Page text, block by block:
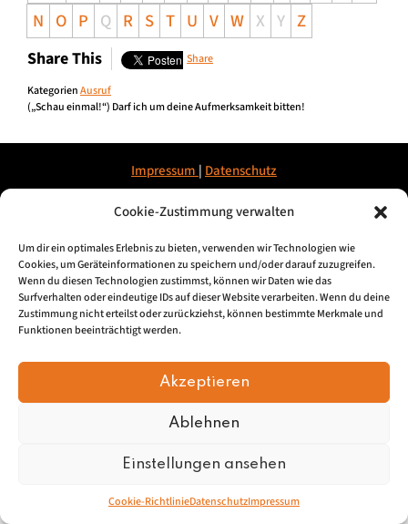
Cookie-Zustimmung verwalten
Um dir ein optimales Erlebnis zu bieten, verwenden wir Technologien wie
Cookies, um Geräteinformationen zu speichern und/oder darauf zuzugreifen.
Wenn du diesen Technologien zustimmst, können wir Daten wie das
Surfverhalten oder eindeutige IDs auf dieser Website verarbeiten. Wenn du deine
Zustimmung nicht erteilst oder zurückziehst, können bestimmte Merkmale und
Funktionen beeinträchtigt werden.
Akzeptieren
Ablehnen
Einstellungen ansehen
Cookie-RichtlinieDatenschutzImpressum
N O P Q R S T U V W X Y Z
Share This Share
KategorienAusruf
(„Schau einmal!“) Darf ich um deine Aufmerksamkeit bitten!
Impressum | Datenschutz
© 2026, Mundartretter.de